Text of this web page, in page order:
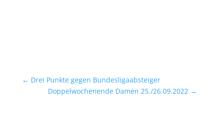
← Drei Punkte gegen Bundesligaabsteiger
Doppelwochenende Damen 25./26.09.2022 →